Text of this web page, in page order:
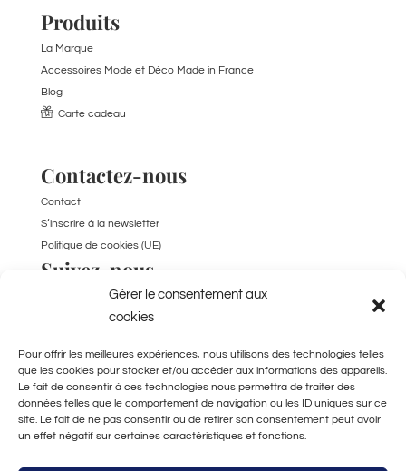
Gérer le consentement aux
cookies
Pour offrir les meilleures expériences, nous utilisons des technologies telles
que les cookies pour stocker et/ou accéder aux informations des appareils.
Le fait de consentir à ces technologies nous permettra de traiter des
données telles que le comportement de navigation ou les ID uniques sur ce
site. Le fait de ne pas consentir ou de retirer son consentement peut avoir
un effet négatif sur certaines caractéristiques et fonctions.
Produits
La Marque
Accessoires Mode et Déco Made in France
Blog
Carte cadeau
Contactez-nous
Contact
S’inscrire à la newsletter
Politique de cookies (UE)
Suivez-nous
TikTok